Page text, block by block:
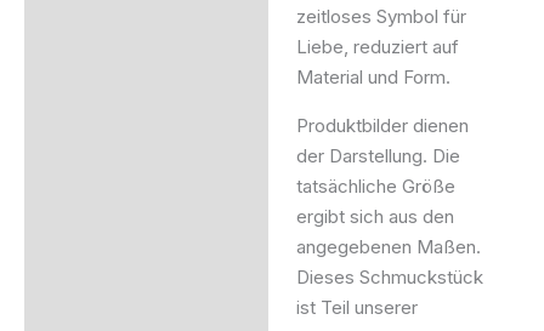
zeitloses Symbol für
Liebe, reduziert auf
Material und Form.
Produktbilder dienen
der Darstellung. Die
tatsächliche Größe
ergibt sich aus den
angegebenen Maßen.
Dieses Schmuckstück
ist Teil unserer